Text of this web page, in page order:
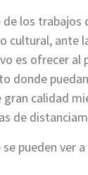
los trabajos
cultural, ante
es ofrecer al
donde
gran calidad
de
pueden ver